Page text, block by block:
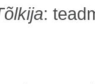
: